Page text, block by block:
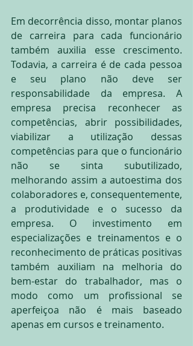
Em decorrência disso, montar planos
de carreira para cada funcionário
também auxilia esse crescimento.
Todavia, a carreira é de cada pessoa
e seu plano não deve ser
responsabilidade da empresa. A
empresa precisa reconhecer as
competências, abrir possibilidades,
viabilizar a utilização dessas
competências para que o funcionário
não se sinta subutilizado,
melhorando assim a autoestima dos
colaboradores e, consequentemente,
a produtividade e o sucesso da
empresa. O investimento em
especializações e treinamentos e o
reconhecimento de práticas positivas
também auxiliam na melhoria do
bem-estar do trabalhador, mas o
modo como um profissional se
aperfeiçoa não é mais baseado
apenas em cursos e treinamento.